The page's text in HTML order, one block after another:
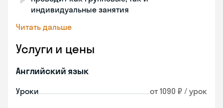
индивидуальные занятия
Читать дальше
Услуги и цены
Английский язык
Уроки от 1090 ₽ / урок